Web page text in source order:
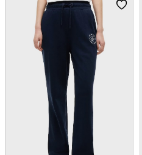
Üretim Yeri :
2DEWW0WW45966BDS.07